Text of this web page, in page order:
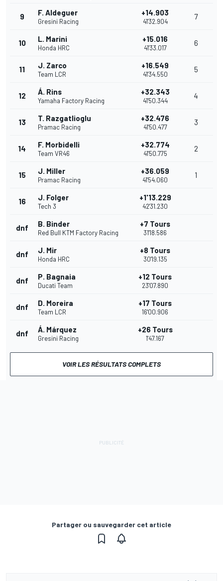
9 F. Aldeguer
Gresini Racing
+14.903
41'32.904
7
10 L. Marini
Honda HRC
+15.016
41'33.017
6
11 J. Zarco
Team LCR
+16.549
41'34.550
5
12 Á. Rins
Yamaha Factory Racing
+32.343
41'50.344
4
13 T. Razgatlioglu
Pramac Racing
+32.476
41'50.477
3
14 F. Morbidelli
Team VR46
+32.774
41'50.775
2
15 J. Miller
Pramac Racing
+36.059
41'54.060
1
16 J. Folger
Tech 3
+1'13.229
42'31.230
dnf B. Binder
Red Bull KTM Factory Racing
+7 Tours
31'18.586
dnf J. Mir
Honda HRC
+8 Tours
30'19.135
dnf P. Bagnaia
Ducati Team
+12 Tours
23'07.890
dnf D. Moreira
Team LCR
+17 Tours
16'00.906
dnf Á. Márquez
Gresini Racing
+26 Tours
1'47.167
VOIR LES RÉSULTATS COMPLETS
Partager ou sauvegarder cet article